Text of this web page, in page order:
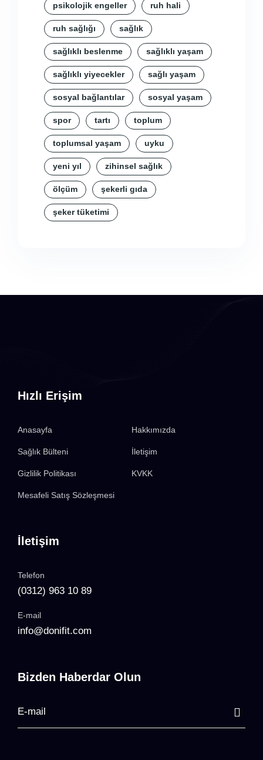
psikolojik engeller ruh hali
ruh sağlığı sağlık
sağlıklı beslenme sağlıklı yaşam
sağlıklı yiyecekler sağlı yaşam
sosyal bağlantılar sosyal yaşam
spor tartı toplum
toplumsal yaşam uyku
yeni yıl zihinsel sağlık
ölçüm şekerli gıda
şeker tüketimi
Hızlı Erişim
Anasayfa Hakkımızda
Sağlık Bülteni İletişim
Gizlilik Politikası KVKK
Mesafeli Satış Sözleşmesi
İletişim
Telefon
(0312) 963 10 89
E-mail
info@donifit.com
Bizden Haberdar Olun